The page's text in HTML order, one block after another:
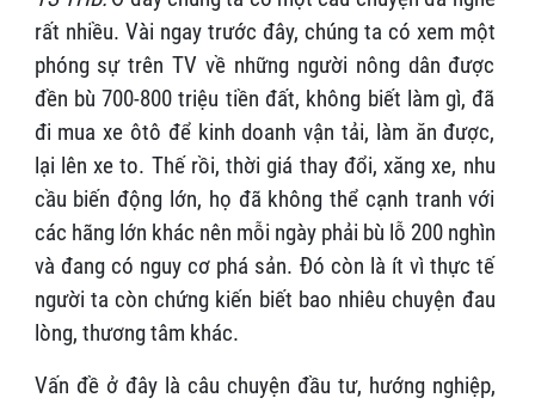
rất nhiều. Vài ngay trước đây, chúng ta có xem một
phóng sự trên TV về những người nông dân được
đền bù 700-800 triệu tiền đất, không biết làm gì, đã
đi mua xe ôtô để kinh doanh vận tải, làm ăn được,
lại lên xe to. Thế rồi, thời giá thay đổi, xăng xe, nhu
cầu biến động lớn, họ đã không thể cạnh tranh với
các hãng lớn khác nên mỗi ngày phải bù lỗ 200 nghìn
và đang có nguy cơ phá sản. Đó còn là ít vì thực tế
người ta còn chứng kiến biết bao nhiêu chuyện đau
lòng, thương tâm khác.
Vấn đề ở đây là câu chuyện đầu tư, hướng nghiệp,